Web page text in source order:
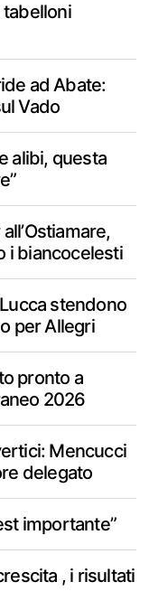
tabelloni
ad Abate:
Vado
alibi, questa
i biancocelesti
stendono
per Allegri
pronto a
2026
Mencucci
delegato
importante”
, i risultati